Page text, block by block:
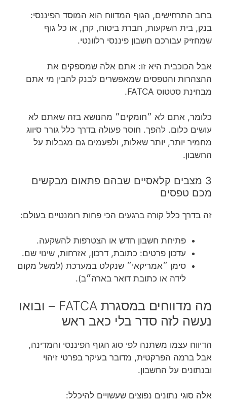
ברוב התרחישים, הגוף המדווח הוא המוסד הפיננסי:
בנק, בית השקעות, חברת ביטוח, קרן, או כל גוף
שמחזיק עבורכם חשבון פיננסי רלוונטי.
אבל הכוכבית היא זו: אתם אלה שמספקים את
ההצהרות והטפסים שמאפשרים לבנק להבין מי אתם
מבחינת סטטוס FATCA.
כלומר, אתם לא ״חומקים״ מהנושא בזה שאתם לא
עושים כלום. להפך. חוסר פעולה בדרך כלל גורר סיווג
מחמיר יותר, יותר שאלות, ולפעמים גם מגבלות על
החשבון.
3 מצבים קלאסיים שבהם פתאום מבקשים
מכם טפסים
זה בדרך כלל קורה ברגעים הכי פחות רומנטיים בעולם:
פתיחת חשבון חדש או הצטרפות להשקעה.
עדכון פרטים: כתובת, דרכון, אזרחות, שינוי שם.
סימן ״אמריקאי״ שנקלט במערכת (למשל מקום
לידה או כתובת דואר בארה״ב).
מה מדווחים במסגרת FATCA – ובואו
נעשה לזה סדר בלי כאב ראש
הדיווח עצמו משתנה לפי סוג הגוף הפיננסי והמדינה,
אבל ברמה הפרקטית, מדובר בעיקר בפרטי זיהוי
ובנתונים על החשבון.
אלה סוגי נתונים נפוצים שעשויים להיכלל: